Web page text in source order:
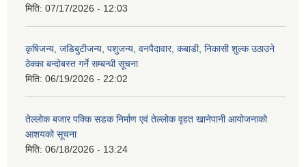
मिति: 07/17/2026 - 12:03
कृषिजन्य, जडिबुटीजन्य, पशुजन्य, वनपैदावार, कबाडी, निकासी शुल्क उठाउने
ठेक्का बन्दोबस्त गर्ने सम्बन्धी सूचना
मिति: 06/19/2026 - 22:02
तेल्लोक बजार पक्कि सडक निर्माण एवं तेल्लोक वृहत खानेपानी आयोजनाको
आशयको सूचना
मिति: 06/18/2026 - 13:24